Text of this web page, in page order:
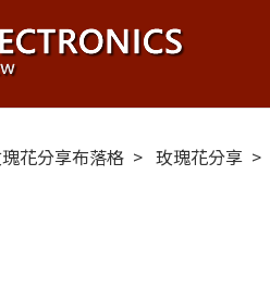
花分享布落格 玫瑰花分享